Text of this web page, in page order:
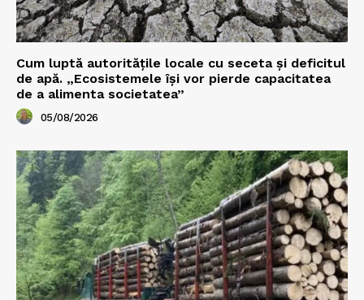
Cum luptă autoritățile locale cu seceta și deficitul
de apă. „Ecosistemele își vor pierde capacitatea
de a alimenta societatea”
05/08/2026